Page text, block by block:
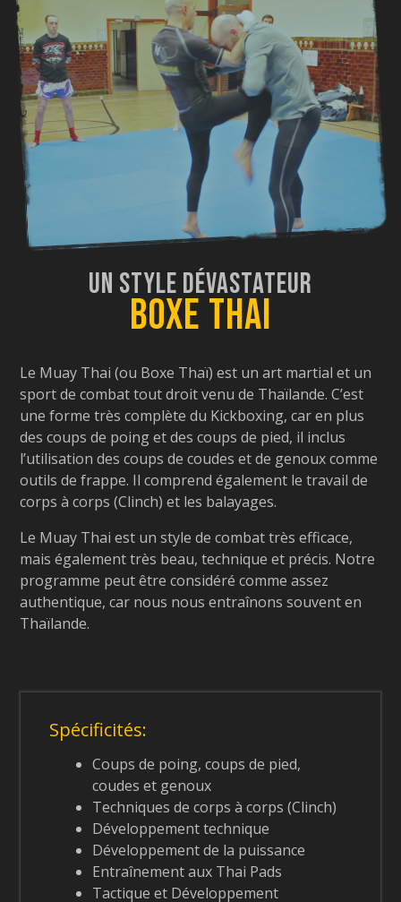
Un Style Dévastateur
Boxe Thai
Le Muay Thai (ou Boxe Thaï) est un art martial et un
sport de combat tout droit venu de Thaïlande. C’est
une forme très complète du Kickboxing, car en plus
des coups de poing et des coups de pied, il inclus
l’utilisation des coups de coudes et de genoux comme
outils de frappe. Il comprend également le travail de
corps à corps (Clinch) et les balayages.
Le Muay Thai est un style de combat très efficace,
mais également très beau, technique et précis. Notre
programme peut être considéré comme assez
authentique, car nous nous entraînons souvent en
Thaïlande.
Spécificités:
Coups de poing, coups de pied,
coudes et genoux
Techniques de corps à corps (Clinch)
Développement technique
Développement de la puissance
Entraînement aux Thai Pads
Tactique et Développement